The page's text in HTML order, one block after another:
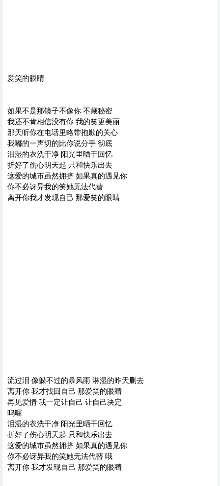
爱笑的眼睛
如果不是那镜子不像你 不藏秘密
我还不肯相信没有你 我的笑更美丽
那天听你在电话里略带抱歉的关心
我嘟的一声切的比你说分手 彻底
泪湿的衣洗干净 阳光里晒干回忆
折好了伤心明天起 只和快乐出去
这爱的城市虽然拥挤 如果真的遇见你
你不必讶异我的笑她无法代替
离开你我才发现自己 那爱笑的眼睛
流过泪 像躲不过的暴风雨 淋湿的昨天删去
离开你 我才找回自己 那爱笑的眼睛
再见爱情 我一定让自己 让自己决定
呜喔
泪湿的衣洗干净 阳光里晒干回忆
折好了伤心明天起 只和快乐出去
这爱的城市虽然拥挤 如果真的遇见你
你不必讶异我的笑她无法代替 哦
离开你 我才发现自己 那爱笑的眼睛